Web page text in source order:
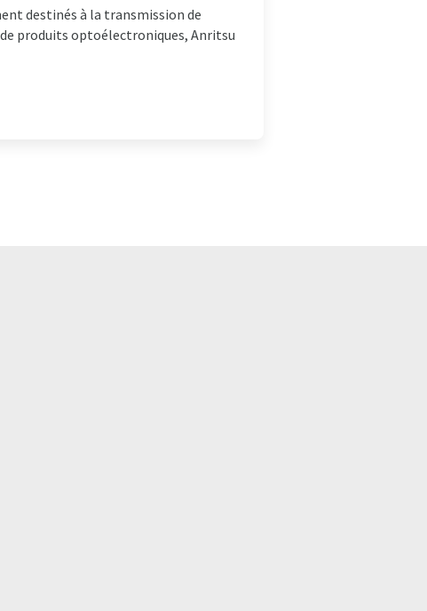
destinés à la transmission de
produits optoélectroniques, Anritsu